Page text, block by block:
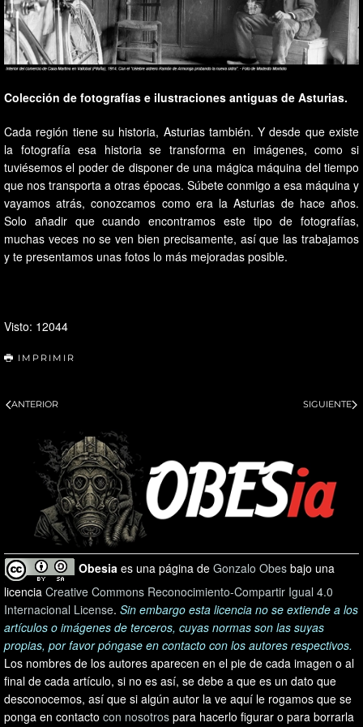
Colección de fotografías e ilustraciones antiguas de Asturias.
Cada región tiene su historia, Asturias también. Y desde que existe
la fotografía esa historia se transforma en imágenes, como si
tuviésemos el poder de disponer de una mágica máquina del tiempo
que nos transporta a otras épocas. Súbete conmigo a esa máquina y
vayamos atrás, conozcamos como era la Asturias de hace años.
Solo añadir que cuando encontramos este tipo de fotografías,
muchas veces no se ven bien precisamente, así que las trabajamos
y te presentamos unas fotos lo más mejoradas posible.
Visto: 12044
IMPRIMIR
ANTERIOR SIGUIENTE
Obesia es una página de Gonzalo Obes bajo una
licencia Creative Commons Reconocimiento-Compartir Igual 4.0
Internacional License. Sin embargo esta licencia no se extiende a los
artículos o imágenes de terceros, cuyas normas son las suyas
propias, por favor póngase en contacto con los autores respectivos.
Los nombres de los autores aparecen en el pie de cada imagen o al
final de cada artículo, si no es así, se debe a que es un dato que
desconocemos, así que si algún autor la ve aquí le rogamos que se
ponga en contacto con nosotros para hacerlo figurar o para borrarla